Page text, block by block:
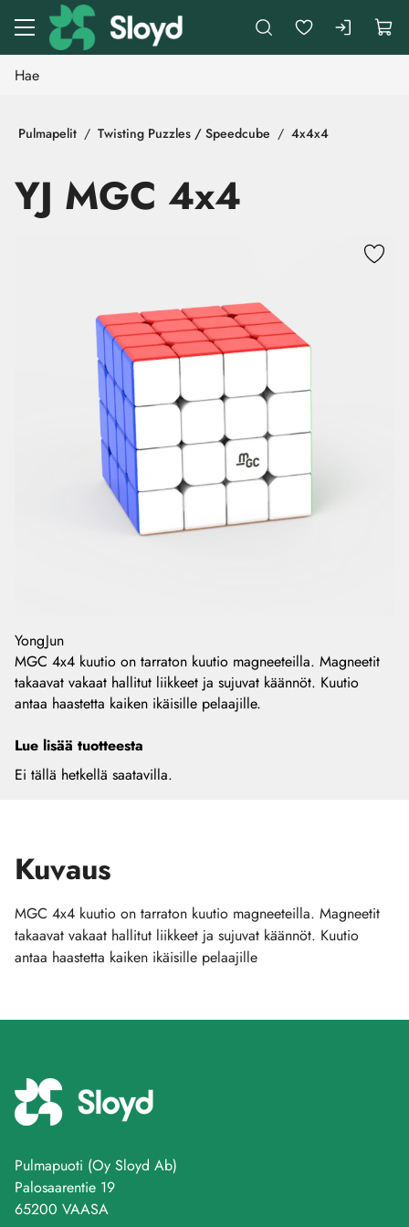
Siirry pääsisältöön
Pulmapelit Twisting Puzzles / Speedcube 4x4x4
YJ MGC 4x4
YongJun
MGC 4x4 kuutio on tarraton kuutio magneeteilla. Magneetit
takaavat vakaat hallitut liikkeet ja sujuvat käännöt. Kuutio
antaa haastetta kaiken ikäisille pelaajille.
Lue lisää tuotteesta
Ei tällä hetkellä saatavilla.
Kuvaus
MGC 4x4 kuutio on tarraton kuutio magneeteilla. Magneetit
takaavat vakaat hallitut liikkeet ja sujuvat käännöt. Kuutio
antaa haastetta kaiken ikäisille pelaajille
Pulmapuoti (Oy Sloyd Ab)
Palosaarentie 19
65200 VAASA